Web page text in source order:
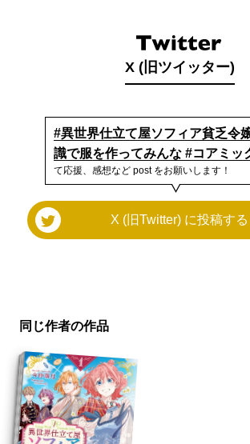
X (旧ツイッター)
#異世界仕立て屋ソフィア貧乏令
識で服を作ってみんな #コアミッ
て応援、感想など post をお願いします！
X (旧Twitter) に投稿する
同じ作者の作品